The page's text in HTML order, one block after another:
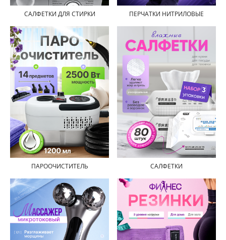
САЛФЕТКИ ДЛЯ СТИРКИ ПЕРЧАТКИ НИТРИЛОВЫЕ
ПАРООЧИСТИТЕЛЬ САЛФЕТКИ